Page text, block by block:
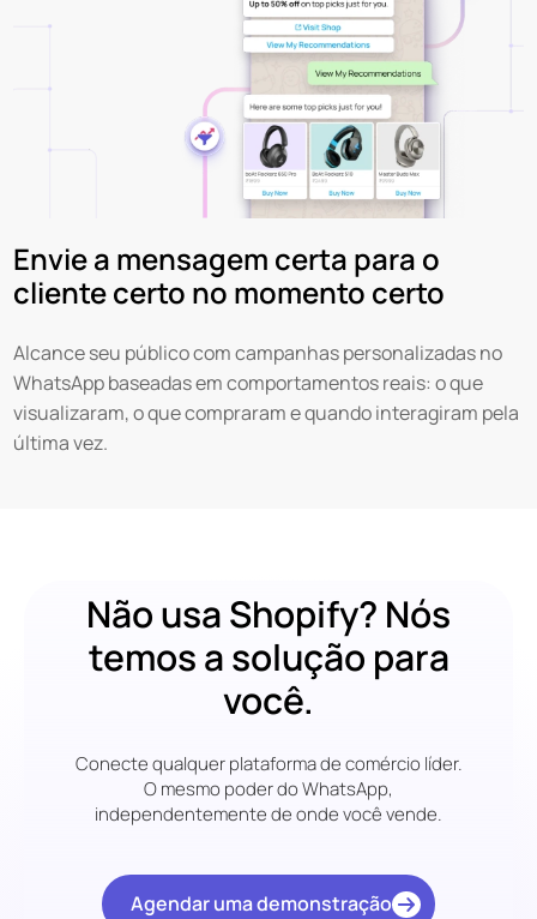
Envie a mensagem certa para o
cliente certo no momento certo
Alcance seu público com campanhas personalizadas no
WhatsApp baseadas em comportamentos reais: o que
visualizaram, o que compraram e quando interagiram pela
última vez.
Não usa Shopify? Nós
temos a solução para
você.
Conecte qualquer plataforma de comércio líder.
O mesmo poder do WhatsApp,
independentemente de onde você vende.
Agendar uma demonstração